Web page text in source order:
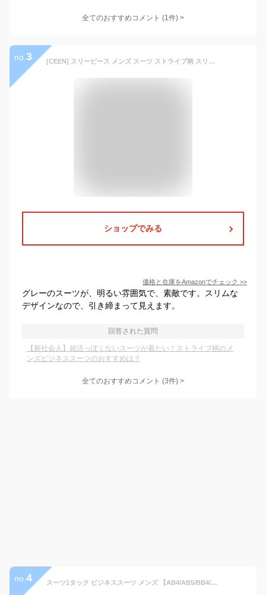
全てのおすすめコメント (1件) >
no. 3 [CEEN] スリーピース メンズ スーツ ストライプ柄 スリムフィット フォーマル スーツ 春 メンズ
ショップでみる
価格と在庫をAmazonでチェック >>
グレーのスーツが、明るい雰囲気で、素敵です。スリムな
デザインなので、引き締まって見えます。
回答された質問
【新社会人】就活っぽくないスーツが着たい！ストライプ柄のメ
ンズビジネススーツのおすすめは？
全てのおすすめコメント (3件) >
no. 4 スーツ1タック ビジネススーツ メンズ 【AB4/AB5/BB4/BB5】毛50％ ストライプ 全3柄 13000 RS4101-rev8-